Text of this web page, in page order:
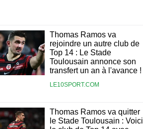
Thomas Ramos va
rejoindre un autre club de
Top 14 : Le Stade
Toulousain annonce son
transfert un an à l'avance !
LE10SPORT.COM
Thomas Ramos va quitter
le Stade Toulousain : Voici